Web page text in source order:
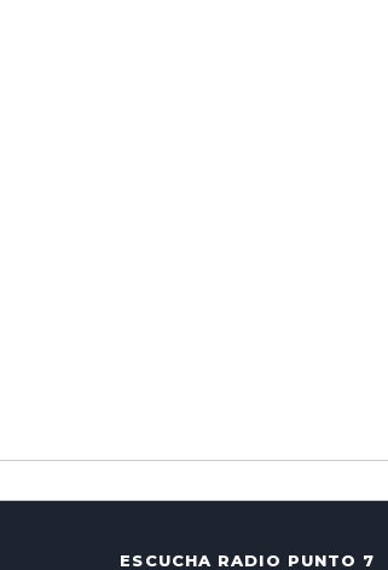
ESCUCHA RADIO PUNTO 7